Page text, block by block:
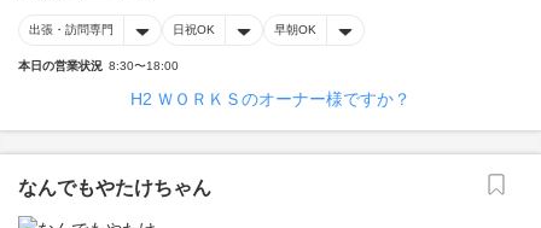
出張・訪問専門 日祝OK 早朝OK
本日の営業状況 8:30〜18:00
H2 ＷＯＲＫＳのオーナー様ですか？
なんでもやたけちゃん